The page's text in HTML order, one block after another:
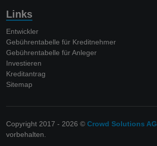
Links
Entwickler
Gebührentabelle für Kreditnehmer
Gebührentabelle für Anleger
Investieren
Kreditantrag
Sitemap
Copyright 2017 - 2026 © Crowd Solutions AG
vorbehalten.